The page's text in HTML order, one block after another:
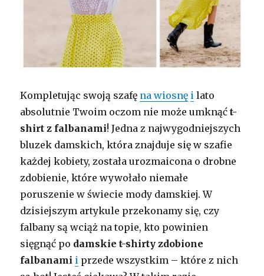
Kompletując swoją szafę na wiosnę i lato
absolutnie Twoim oczom nie może umknąćt-
shirt z falbanami! Jedna z najwygodniejszych
bluzek damskich, która znajduje się w szafie
każdej kobiety, została urozmaicona o drobne
zdobienie, które wywołało niemałe
poruszenie w świecie mody damskiej. W
dzisiejszym artykule przekonamy się, czy
falbany są wciąż na topie, kto powinien
sięgnąć po damskie t-shirty zdobione
falbanami i przede wszystkim – które z nich